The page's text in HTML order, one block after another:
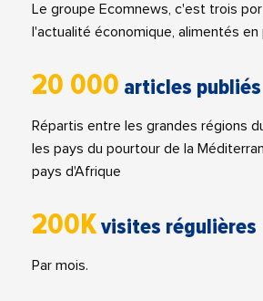
Le groupe Ecomnews, c'est trois
l'actualité économique, alimentés en
20 000 articles publiés
Répartis entre les grandes régions
les pays du pourtour de la
pays d'Afrique
200Kvisites régulières
Par mois.